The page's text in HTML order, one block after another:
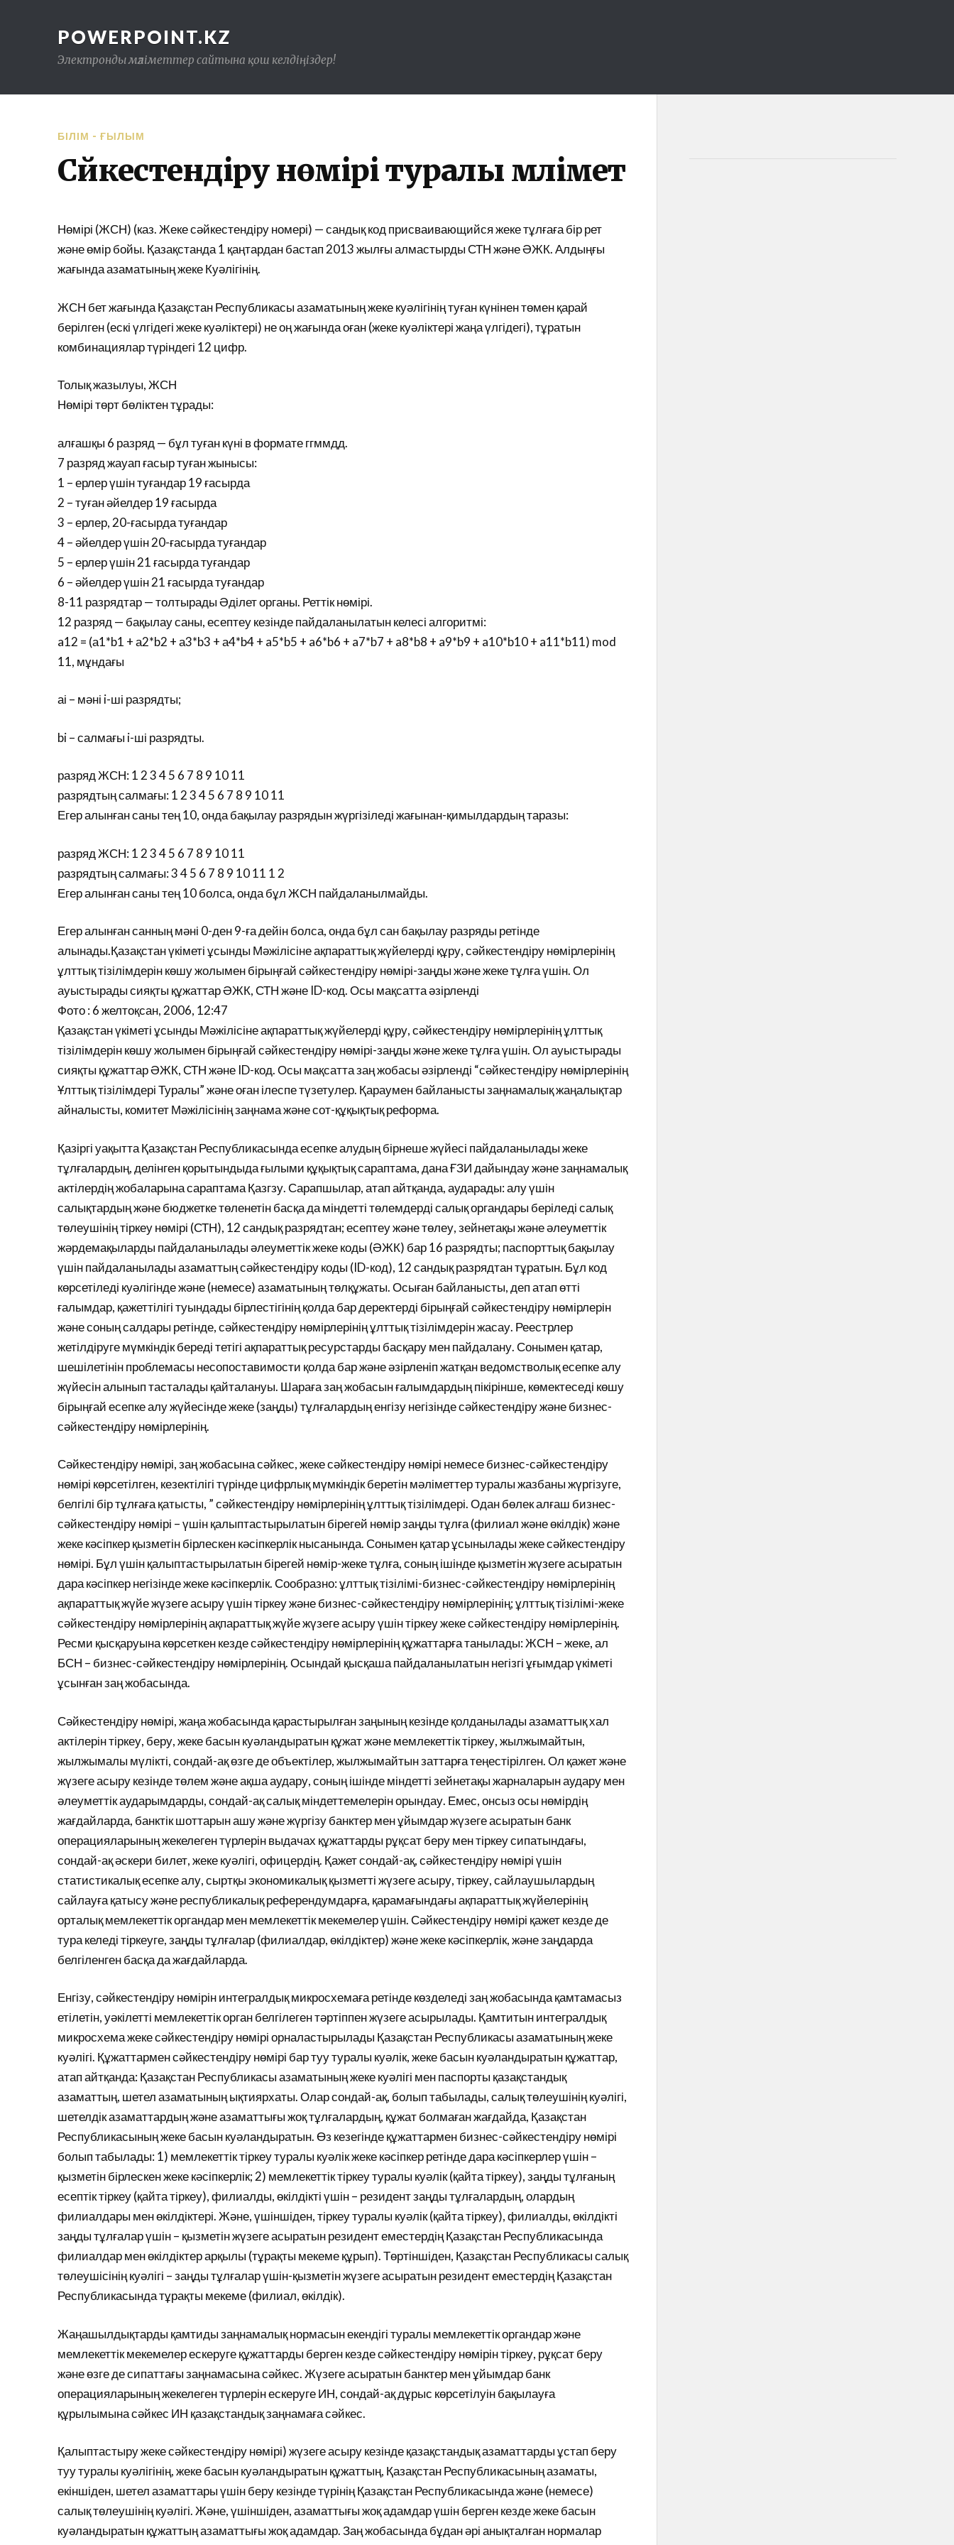
POWERPOINT.KZ
Электронды мәліметтер сайтына қош келдіңіздер!
БІЛІМ - ҒЫЛЫМ
Сәйкестендіру нөмірі туралы мәлімет
Нөмірі (ЖСН) (каз. Жеке сәйкестендіру номері) — сандық код присваивающийся жеке тұлғаға бір рет
және өмір бойы. Қазақстанда 1 қаңтардан бастап 2013 жылғы алмастырды СТН және ӘЖК. Алдыңғы
жағында азаматының жеке Куәлігінің.
ЖСН бет жағында Қазақстан Республикасы азаматының жеке куәлігінің туған күнінен төмен қарай
берілген (ескі үлгідегі жеке куәліктері) не оң жағында оған (жеке куәліктері жаңа үлгідегі), тұратын
комбинациялар түріндегі 12 цифр.
Толық жазылуы, ЖСН
Нөмірі төрт бөліктен тұрады:
алғашқы 6 разряд — бұл туған күні в формате ггммдд.
7 разряд жауап ғасыр туған жынысы:
1 – ерлер үшін туғандар 19 ғасырда
2 – туған әйелдер 19 ғасырда
3 – ерлер, 20-ғасырда туғандар
4 – әйелдер үшін 20-ғасырда туғандар
5 – ерлер үшін 21 ғасырда туғандар
6 – әйелдер үшін 21 ғасырда туғандар
8-11 разрядтар — толтырады Әділет органы. Реттік нөмірі.
12 разряд — бақылау саны, есептеу кезінде пайдаланылатын келесі алгоритмі:
a12 = (а1*b1 + а2*b2 + а3*b3 + а4*b4 + a5*b5 + a6*b6 + a7*b7 + a8*b8 + a9*b9 + a10*b10 + a11*b11) mod
11, мұндағы
аі – мәні i-ші разрядты;
bi – салмағы i-ші разрядты.
разряд ЖСН: 1 2 3 4 5 6 7 8 9 10 11
разрядтың салмағы: 1 2 3 4 5 6 7 8 9 10 11
Егер алынған саны тең 10, онда бақылау разрядын жүргізіледі жағынан-қимылдардың таразы:
разряд ЖСН: 1 2 3 4 5 6 7 8 9 10 11
разрядтың салмағы: 3 4 5 6 7 8 9 10 11 1 2
Егер алынған саны тең 10 болса, онда бұл ЖСН пайдаланылмайды.
Егер алынған санның мәні 0-ден 9-ға дейін болса, онда бұл сан бақылау разряды ретінде
алынады.Қазақстан үкіметі ұсынды Мәжілісіне ақпараттық жүйелерді құру, сәйкестендіру нөмірлерінің
ұлттық тізілімдерін көшу жолымен бірыңғай сәйкестендіру нөмірі-заңды және жеке тұлға үшін. Ол
ауыстырады сияқты құжаттар ӘЖК, СТН және ID-код. Осы мақсатта әзірленді
Фото : 6 желтоқсан, 2006, 12:47
Қазақстан үкіметі ұсынды Мәжілісіне ақпараттық жүйелерді құру, сәйкестендіру нөмірлерінің ұлттық
тізілімдерін көшу жолымен бірыңғай сәйкестендіру нөмірі-заңды және жеке тұлға үшін. Ол ауыстырады
сияқты құжаттар ӘЖК, СТН және ID-код. Осы мақсатта заң жобасы әзірленді “сәйкестендіру нөмірлерінің
Ұлттық тізілімдері Туралы” және оған ілеспе түзетулер. Қараумен байланысты заңнамалық жаңалықтар
айналысты, комитет Мәжілісінің заңнама және сот-құқықтық реформа.
Қазіргі уақытта Қазақстан Республикасында есепке алудың бірнеше жүйесі пайдаланылады жеке
тұлғалардың, делінген қорытындыда ғылыми құқықтық сараптама, дана ҒЗИ дайындау және заңнамалық
актілердің жобаларына сараптама Қазгзу. Сарапшылар, атап айтқанда, аударады: алу үшін
салықтардың және бюджетке төленетін басқа да міндетті төлемдерді салық органдары беріледі салық
төлеушінің тіркеу нөмірі (СТН), 12 сандық разрядтан; есептеу және төлеу, зейнетақы және әлеуметтік
жәрдемақыларды пайдаланылады әлеуметтік жеке коды (ӘЖК) бар 16 разрядты; паспорттық бақылау
үшін пайдаланылады азаматтың сәйкестендіру коды (ID-код), 12 сандық разрядтан тұратын. Бұл код
көрсетіледі куәлігінде және (немесе) азаматының төлқұжаты. Осыған байланысты, деп атап өтті
ғалымдар, қажеттілігі туындады бірлестігінің қолда бар деректерді бірыңғай сәйкестендіру нөмірлерін
және соның салдары ретінде, сәйкестендіру нөмірлерінің ұлттық тізілімдерін жасау. Реестрлер
жетілдіруге мүмкіндік береді тетігі ақпараттық ресурстарды басқару мен пайдалану. Сонымен қатар,
шешілетінін проблемасы несопоставимости қолда бар және әзірленіп жатқан ведомстволық есепке алу
жүйесін алынып тасталады қайталануы. Шараға заң жобасын ғалымдардың пікірінше, көмектеседі көшу
бірыңғай есепке алу жүйесінде жеке (заңды) тұлғалардың енгізу негізінде сәйкестендіру және бизнес-
сәйкестендіру нөмірлерінің.
Сәйкестендіру нөмірі, заң жобасына сәйкес, жеке сәйкестендіру нөмірі немесе бизнес-сәйкестендіру
нөмірі көрсетілген, кезектілігі түрінде цифрлық мүмкіндік беретін мәліметтер туралы жазбаны жүргізуге,
белгілі бір тұлғаға қатысты, ” сәйкестендіру нөмірлерінің ұлттық тізілімдері. Одан бөлек алғаш бизнес-
сәйкестендіру нөмірі – үшін қалыптастырылатын бірегей нөмір заңды тұлға (филиал және өкілдік) және
жеке кәсіпкер қызметін бірлескен кәсіпкерлік нысанында. Сонымен қатар ұсынылады жеке сәйкестендіру
нөмірі. Бұл үшін қалыптастырылатын бірегей нөмір-жеке тұлға, соның ішінде қызметін жүзеге асыратын
дара кәсіпкер негізінде жеке кәсіпкерлік. Сообразно: ұлттық тізілімі-бизнес-сәйкестендіру нөмірлерінің
ақпараттық жүйе жүзеге асыру үшін тіркеу және бизнес-сәйкестендіру нөмірлерінің; ұлттық тізілімі-жеке
сәйкестендіру нөмірлерінің ақпараттық жүйе жүзеге асыру үшін тіркеу жеке сәйкестендіру нөмірлерінің.
Ресми қысқаруына көрсеткен кезде сәйкестендіру нөмірлерінің құжаттарға танылады: ЖСН – жеке, ал
БСН – бизнес-сәйкестендіру нөмірлерінің. Осындай қысқаша пайдаланылатын негізгі ұғымдар үкіметі
ұсынған заң жобасында.
Сәйкестендіру нөмірі, жаңа жобасында қарастырылған заңының кезінде қолданылады азаматтық хал
актілерін тіркеу, беру, жеке басын куәландыратын құжат және мемлекеттік тіркеу, жылжымайтын,
жылжымалы мүлікті, сондай-ақ өзге де объектілер, жылжымайтын заттарға теңестірілген. Ол қажет және
жүзеге асыру кезінде төлем және ақша аудару, соның ішінде міндетті зейнетақы жарналарын аудару мен
әлеуметтік аударымдарды, сондай-ақ салық міндеттемелерін орындау. Емес, онсыз осы нөмірдің
жағдайларда, банктік шоттарын ашу және жүргізу банктер мен ұйымдар жүзеге асыратын банк
операцияларының жекелеген түрлерін выдачах құжаттарды рұқсат беру мен тіркеу сипатындағы,
сондай-ақ әскери билет, жеке куәлігі, офицердің. Қажет сондай-ақ, сәйкестендіру нөмірі үшін
статистикалық есепке алу, сыртқы экономикалық қызметті жүзеге асыру, тіркеу, сайлаушылардың
сайлауға қатысу және республикалық референдумдарға, қарамағындағы ақпараттық жүйелерінің
орталық мемлекеттік органдар мен мемлекеттік мекемелер үшін. Сәйкестендіру нөмірі қажет кезде де
тура келеді тіркеуге, заңды тұлғалар (филиалдар, өкілдіктер) және жеке кәсіпкерлік, және заңдарда
белгіленген басқа да жағдайларда.
Енгізу, сәйкестендіру нөмірін интегралдық микросхемаға ретінде көзделеді заң жобасында қамтамасыз
етілетін, уәкілетті мемлекеттік орган белгілеген тәртіппен жүзеге асырылады. Қамтитын интегралдық
микросхема жеке сәйкестендіру нөмірі орналастырылады Қазақстан Республикасы азаматының жеке
куәлігі. Құжаттармен сәйкестендіру нөмірі бар туу туралы куәлік, жеке басын куәландыратын құжаттар,
атап айтқанда: Қазақстан Республикасы азаматының жеке куәлігі мен паспорты қазақстандық
азаматтың, шетел азаматының ықтиярхаты. Олар сондай-ақ, болып табылады, салық төлеушінің куәлігі,
шетелдік азаматтардың және азаматтығы жоқ тұлғалардың, құжат болмаған жағдайда, Қазақстан
Республикасының жеке басын куәландыратын. Өз кезегінде құжаттармен бизнес-сәйкестендіру нөмірі
болып табылады: 1) мемлекеттік тіркеу туралы куәлік жеке кәсіпкер ретінде дара кәсіпкерлер үшін –
қызметін бірлескен жеке кәсіпкерлік; 2) мемлекеттік тіркеу туралы куәлік (қайта тіркеу), заңды тұлғаның
есептік тіркеу (қайта тіркеу), филиалды, өкілдікті үшін – резидент заңды тұлғалардың, олардың
филиалдары мен өкілдіктері. Және, үшіншіден, тіркеу туралы куәлік (қайта тіркеу), филиалды, өкілдікті
заңды тұлғалар үшін – қызметін жүзеге асыратын резидент еместердің Қазақстан Республикасында
филиалдар мен өкілдіктер арқылы (тұрақты мекеме құрып). Төртіншіден, Қазақстан Республикасы салық
төлеушісінің куәлігі – заңды тұлғалар үшін-қызметін жүзеге асыратын резидент еместердің Қазақстан
Республикасында тұрақты мекеме (филиал, өкілдік).
Жаңашылдықтарды қамтиды заңнамалық нормасын екендігі туралы мемлекеттік органдар және
мемлекеттік мекемелер ескеруге құжаттарды берген кезде сәйкестендіру нөмірін тіркеу, рұқсат беру
және өзге де сипаттағы заңнамасына сәйкес. Жүзеге асыратын банктер мен ұйымдар банк
операцияларының жекелеген түрлерін ескеруге ИН, сондай-ақ дұрыс көрсетілуін бақылауға
құрылымына сәйкес ИН қазақстандық заңнамаға сәйкес.
Қалыптастыру жеке сәйкестендіру нөмірі) жүзеге асыру кезінде қазақстандық азаматтарды ұстап беру
туу туралы куәлігінің, жеке басын куәландыратын құжаттың, Қазақстан Республикасының азаматы,
екіншіден, шетел азаматтары үшін беру кезінде түрінің Қазақстан Республикасында және (немесе)
салық төлеушінің куәлігі. Және, үшіншіден, азаматтығы жоқ адамдар үшін берген кезде жеке басын
куәландыратын құжаттың азаматтығы жоқ адамдар. Заң жобасында бұдан әрі анықталған нормалар